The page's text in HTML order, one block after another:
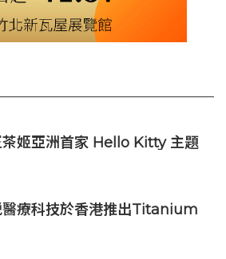
茶姬亞洲首家 Hello Kitty 主題
醫療科技於香港推出Titanium